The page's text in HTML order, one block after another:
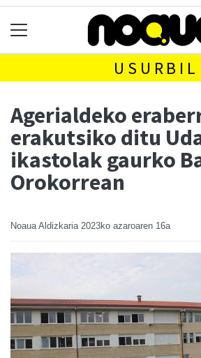
USURBIL
Agerialdeko
erakutsiko ditu
ikastolak gaurko
Orokorrean
Noaua Aldizkaria 2023ko azaroaren 16a